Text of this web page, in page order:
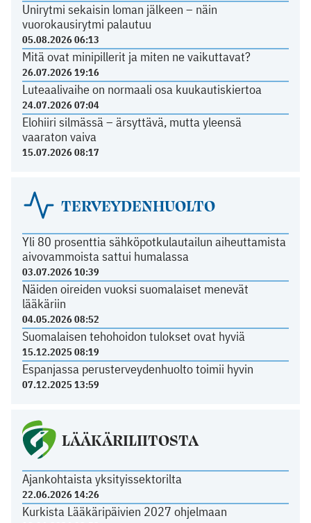
Unirytmi sekaisin loman jälkeen – näin
vuorokausirytmi palautuu
05.08.2026 06:13
Mitä ovat minipillerit ja miten ne vaikuttavat?
26.07.2026 19:16
Luteaalivaihe on normaali osa kuukautiskiertoa
24.07.2026 07:04
Elohiiri silmässä – ärsyttävä, mutta yleensä
vaaraton vaiva
15.07.2026 08:17
TERVEYDENHUOLTO
Yli 80 prosenttia sähköpotkulautailun aiheuttamista
aivovammoista sattui humalassa
03.07.2026 10:39
Näiden oireiden vuoksi suomalaiset menevät
lääkäriin
04.05.2026 08:52
Suomalaisen tehohoidon tulokset ovat hyviä
15.12.2025 08:19
Espanjassa perusterveydenhuolto toimii hyvin
07.12.2025 13:59
LÄÄKÄRILIITOSTA
Ajankohtaista yksityissektorilta
22.06.2026 14:26
Kurkista Lääkäripäivien 2027 ohjelmaan